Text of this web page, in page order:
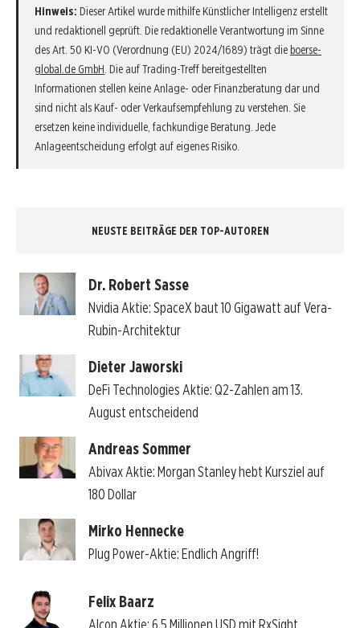
Hinweis: Dieser Artikel wurde mithilfe Künstlicher Intelligenz erstellt
und redaktionell geprüft. Die redaktionelle Verantwortung im Sinne
des Art. 50 KI-VO (Verordnung (EU) 2024/1689) trägt die boerse-
global.de GmbH . Die auf Trading-Treff bereitgestellten
Informationen stellen keine Anlage- oder Finanzberatung dar und
sind nicht als Kauf- oder Verkaufsempfehlung zu verstehen. Sie
ersetzen keine individuelle, fachkundige Beratung. Jede
Anlageentscheidung erfolgt auf eigenes Risiko.
NEUSTE BEITRÄGE DER TOP-AUTOREN
Dr. Robert Sasse
Nvidia Aktie: SpaceX baut 10 Gigawatt auf Vera-
Rubin-Architektur
Dieter Jaworski
DeFi Technologies Aktie: Q2-Zahlen am 13.
August entscheidend
Andreas Sommer
Abivax Aktie: Morgan Stanley hebt Kursziel auf
180 Dollar
Mirko Hennecke
Plug Power-Aktie: Endlich Angriff!
Felix Baarz
Alcon Aktie: 6,5 Millionen USD mit RxSight